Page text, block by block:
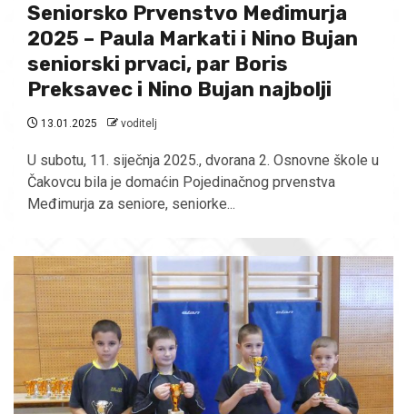
Seniorsko Prvenstvo Međimurja
2025 – Paula Markati i Nino Bujan
seniorski prvaci, par Boris
Preksavec i Nino Bujan najbolji
13.01.2025 voditelj
U subotu, 11. siječnja 2025., dvorana 2. Osnovne škole u
Čakovcu bila je domaćin Pojedinačnog prvenstva
Međimurja za seniore, seniorke...